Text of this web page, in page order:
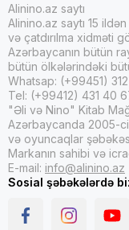
Alinino.az saytı
Alinino.az saytı 15
və çatdırılma xidməti
Azərbaycanın bütün
bütün ölkələrindəki
Whatsap: (+99451)
Tel: (+99412) 431 40
"Əli və Nino" Kitab
Azərbaycanda 2005-
və oyuncaqlar
Markanın sahibi və
E-mail: info@alinino.az
Sosial şəbəkələrdə